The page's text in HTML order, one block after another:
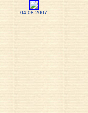
04-08-2007